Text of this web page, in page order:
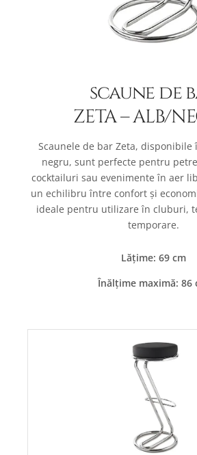
scaune de
ZETA – ALB/
Scaunele de bar Zeta, disponibile
negru, sunt perfecte pentru
cocktailuri sau evenimente în aer
un echilibru între confort și
ideale pentru utilizare în cluburi,
temporare.
Lățime: 69 cm
Înălțime maximă: 86